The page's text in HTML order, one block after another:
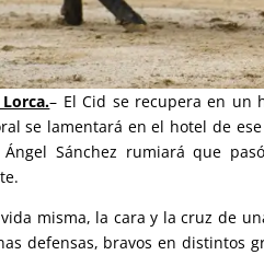
– El Cid se recupera en un
se lamentará en el hotel de
Sánchez rumiará que
misma, la cara y la cruz de
defensas, bravos en distintos